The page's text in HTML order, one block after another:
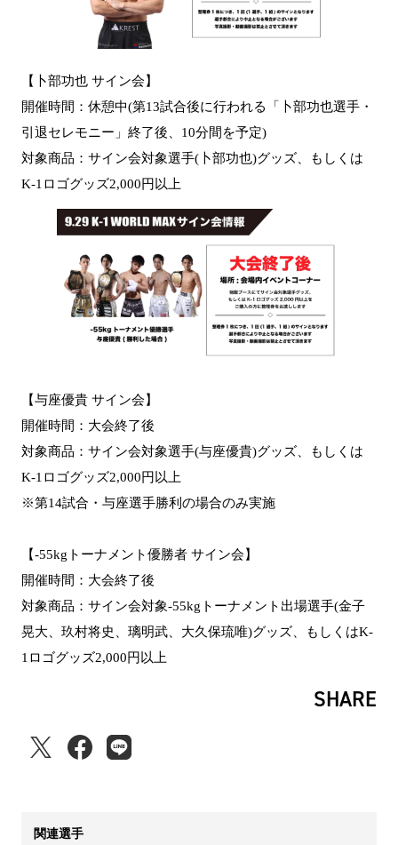
【卜部功也 サイン会】
開催時間：休憩中(第13試合後に行われる「卜部功也選手・
引退セレモニー」終了後、10分間を予定)
対象商品：サイン会対象選手(卜部功也)グッズ、もしくは
K-1ロゴグッズ2,000円以上
【与座優貴 サイン会】
開催時間：大会終了後
対象商品：サイン会対象選手(与座優貴)グッズ、もしくは
K-1ロゴグッズ2,000円以上
※第14試合・与座選手勝利の場合のみ実施
【-55kgトーナメント優勝者 サイン会】
開催時間：大会終了後
対象商品：サイン会対象-55kgトーナメント出場選手(金子
晃大、玖村将史、璃明武、大久保琉唯)グッズ、もしくはK-
1ロゴグッズ2,000円以上
SHARE
関連選手